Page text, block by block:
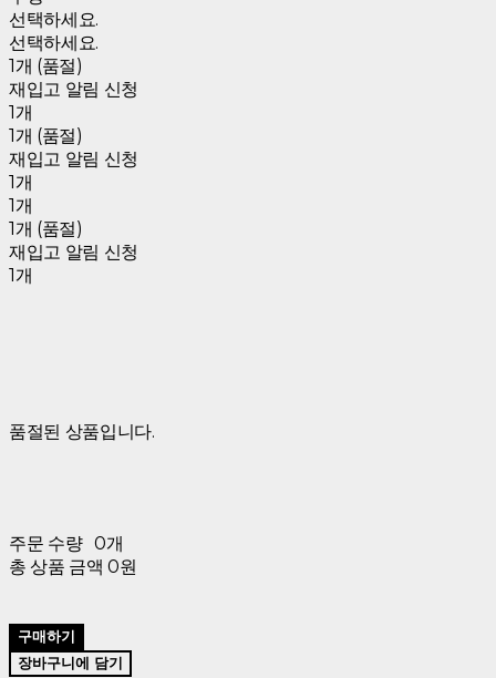
선택하세요.
선택하세요.
1개 (품절)
재입고 알림 신청
1개
1개 (품절)
재입고 알림 신청
1개
1개
1개 (품절)
재입고 알림 신청
1개
품절된 상품입니다.
주문 수량 0개
총 상품 금액 0원
구매하기
장바구니에 담기